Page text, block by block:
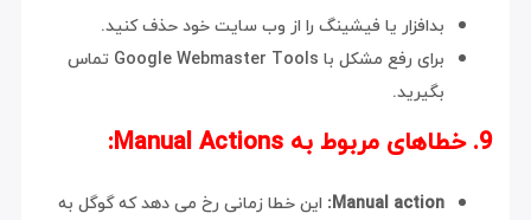
بدافزار یا فیشینگ را از وب سایت خود حذف کنید.
برای رفع مشکل با Google Webmaster Tools تماس
بگیرید.
9. خطاهای مربوط به Manual Actions:
Manual action: این خطا زمانی رخ می دهد که گوگل به